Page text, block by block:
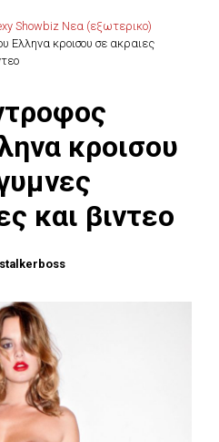
Showbiz Νεα (εξωτερικο)
Ελληνα κροισου σε ακραιες
κροισου
και βιντεο
stalkerboss